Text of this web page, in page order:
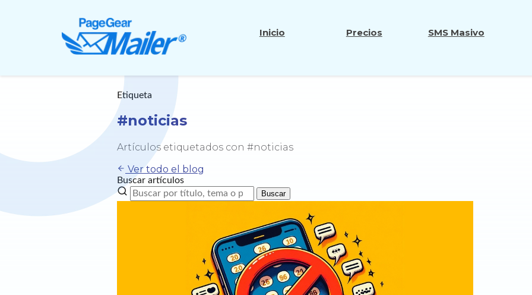
Inicio Precios SMS Masivo
Etiqueta
#noticias
Artículos etiquetados con #noticias
Ver todo el blog
Buscar artículos
Buscar